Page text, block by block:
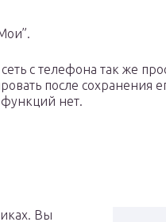
с телефона так же
после сохранения
нет.
Вы